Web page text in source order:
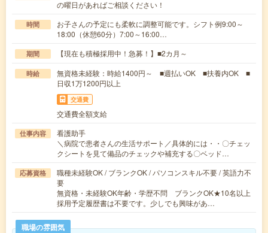
の曜日があればご相談ください！
時間
お子さんの予定にも柔軟に調整可能です。シフト例9:00～
18:00（休憩60分）7:00～16:00…
期間 【現在も積極採用中！急募！】■2カ月～
時給
無資格未経験：時給1400円～ ■週払いOK ■扶養内OK ■
日収1万1200円以上
交通費
交通費全額支給
仕事内容
看護助手
＼病院で患者さんの生活サポート／具体的には・・〇チェッ
クシートを見て備品のチェックや補充する〇ベッド…
応募資格
職種未経験OK / ブランクOK / パソコンスキル不要 / 英語力不
要
無資格・未経験OK年齢・学歴不問 ブランクOK★10名以上
採用予定履歴書は不要です。少しでも興味があ…
職場の雰囲気